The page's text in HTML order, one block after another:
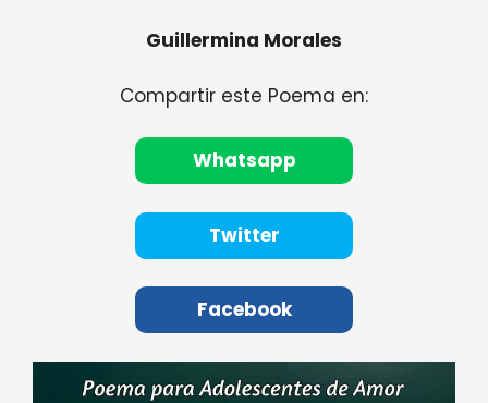
Guillermina Morales
Compartir este Poema en:
Whatsapp
Twitter
Facebook